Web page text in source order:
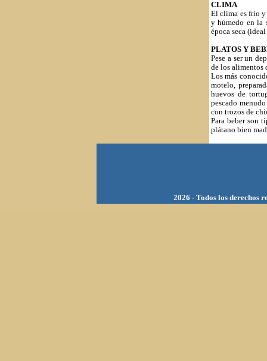
CLIMA
El clima es frío y
y húmedo en la
época seca
PLATOS Y
Pese a ser un
de los alimentos
Los más
motelo,
huevos de
pescado
con trozos de
Para beber son
plátano bien
2026 - Todos los derechos